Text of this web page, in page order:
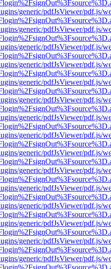
generic/pdfJsViewer/pdf.js/
generic/pdfJsViewer/pdf.js/
generic/pdfJsViewer/pdf.js/
generic/pdfJsViewer/pdf.js/
generic/pdfJsViewer/pdf.js/
generic/pdfJsViewer/pdf.js/
generic/pdfJsViewer/pdf.js/
generic/pdfJsViewer/pdf.js/
generic/pdfJsViewer/pdf.js/
generic/pdfJsViewer/pdf.js/
generic/pdfJsViewer/pdf.js/
generic/pdfJsViewer/pdf.js/
generic/pdfJsViewer/pdf.js/
generic/pdfJsViewer/pdf.js/
generic/pdfJsViewer/pdf.js/